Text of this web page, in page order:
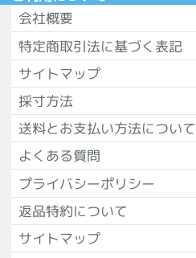
会社概要
特定商取引法に基づく表記
サイトマップ
採寸方法
送料とお支払い方法について
よくある質問
プライバシーポリシー
返品特約について
サイトマップ